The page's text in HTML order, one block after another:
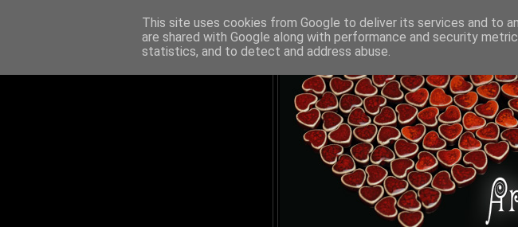
This site uses cookies from Google to deliver its services and to
are shared with Google along with performance and security
statistics, and to detect and address abuse.